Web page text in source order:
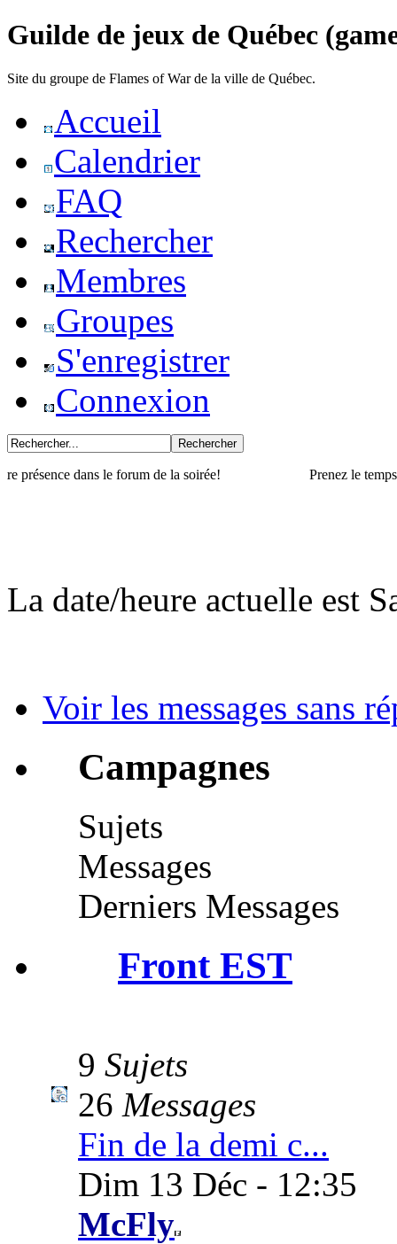
Guilde de jeux de Québec
Site du groupe de Flames of War de la ville de Québec.
Accueil
Calendrier
FAQ
Rechercher
Membres
Groupes
S'enregistrer
Connexion
dans le forum de la soirée! Prenez le temps de
La date/heure actuelle est
Voir les messages sans
Campagnes
Sujets
Messages
Derniers Messages
Front EST
9 Sujets
26 Messages
Fin de la demi c...
Dim 13 Déc - 12:35
McFly